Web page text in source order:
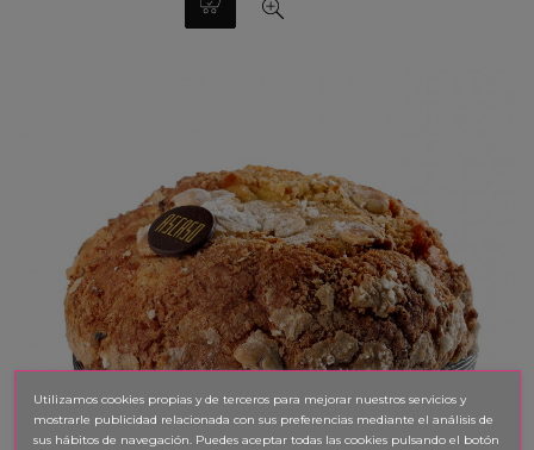
Utilizamos cookies propias y de terceros para mejorar nuestros servicios y
mostrarle publicidad relacionada con sus preferencias mediante el análisis de
sus hábitos de navegación. Puedes aceptar todas las cookies pulsando el botón